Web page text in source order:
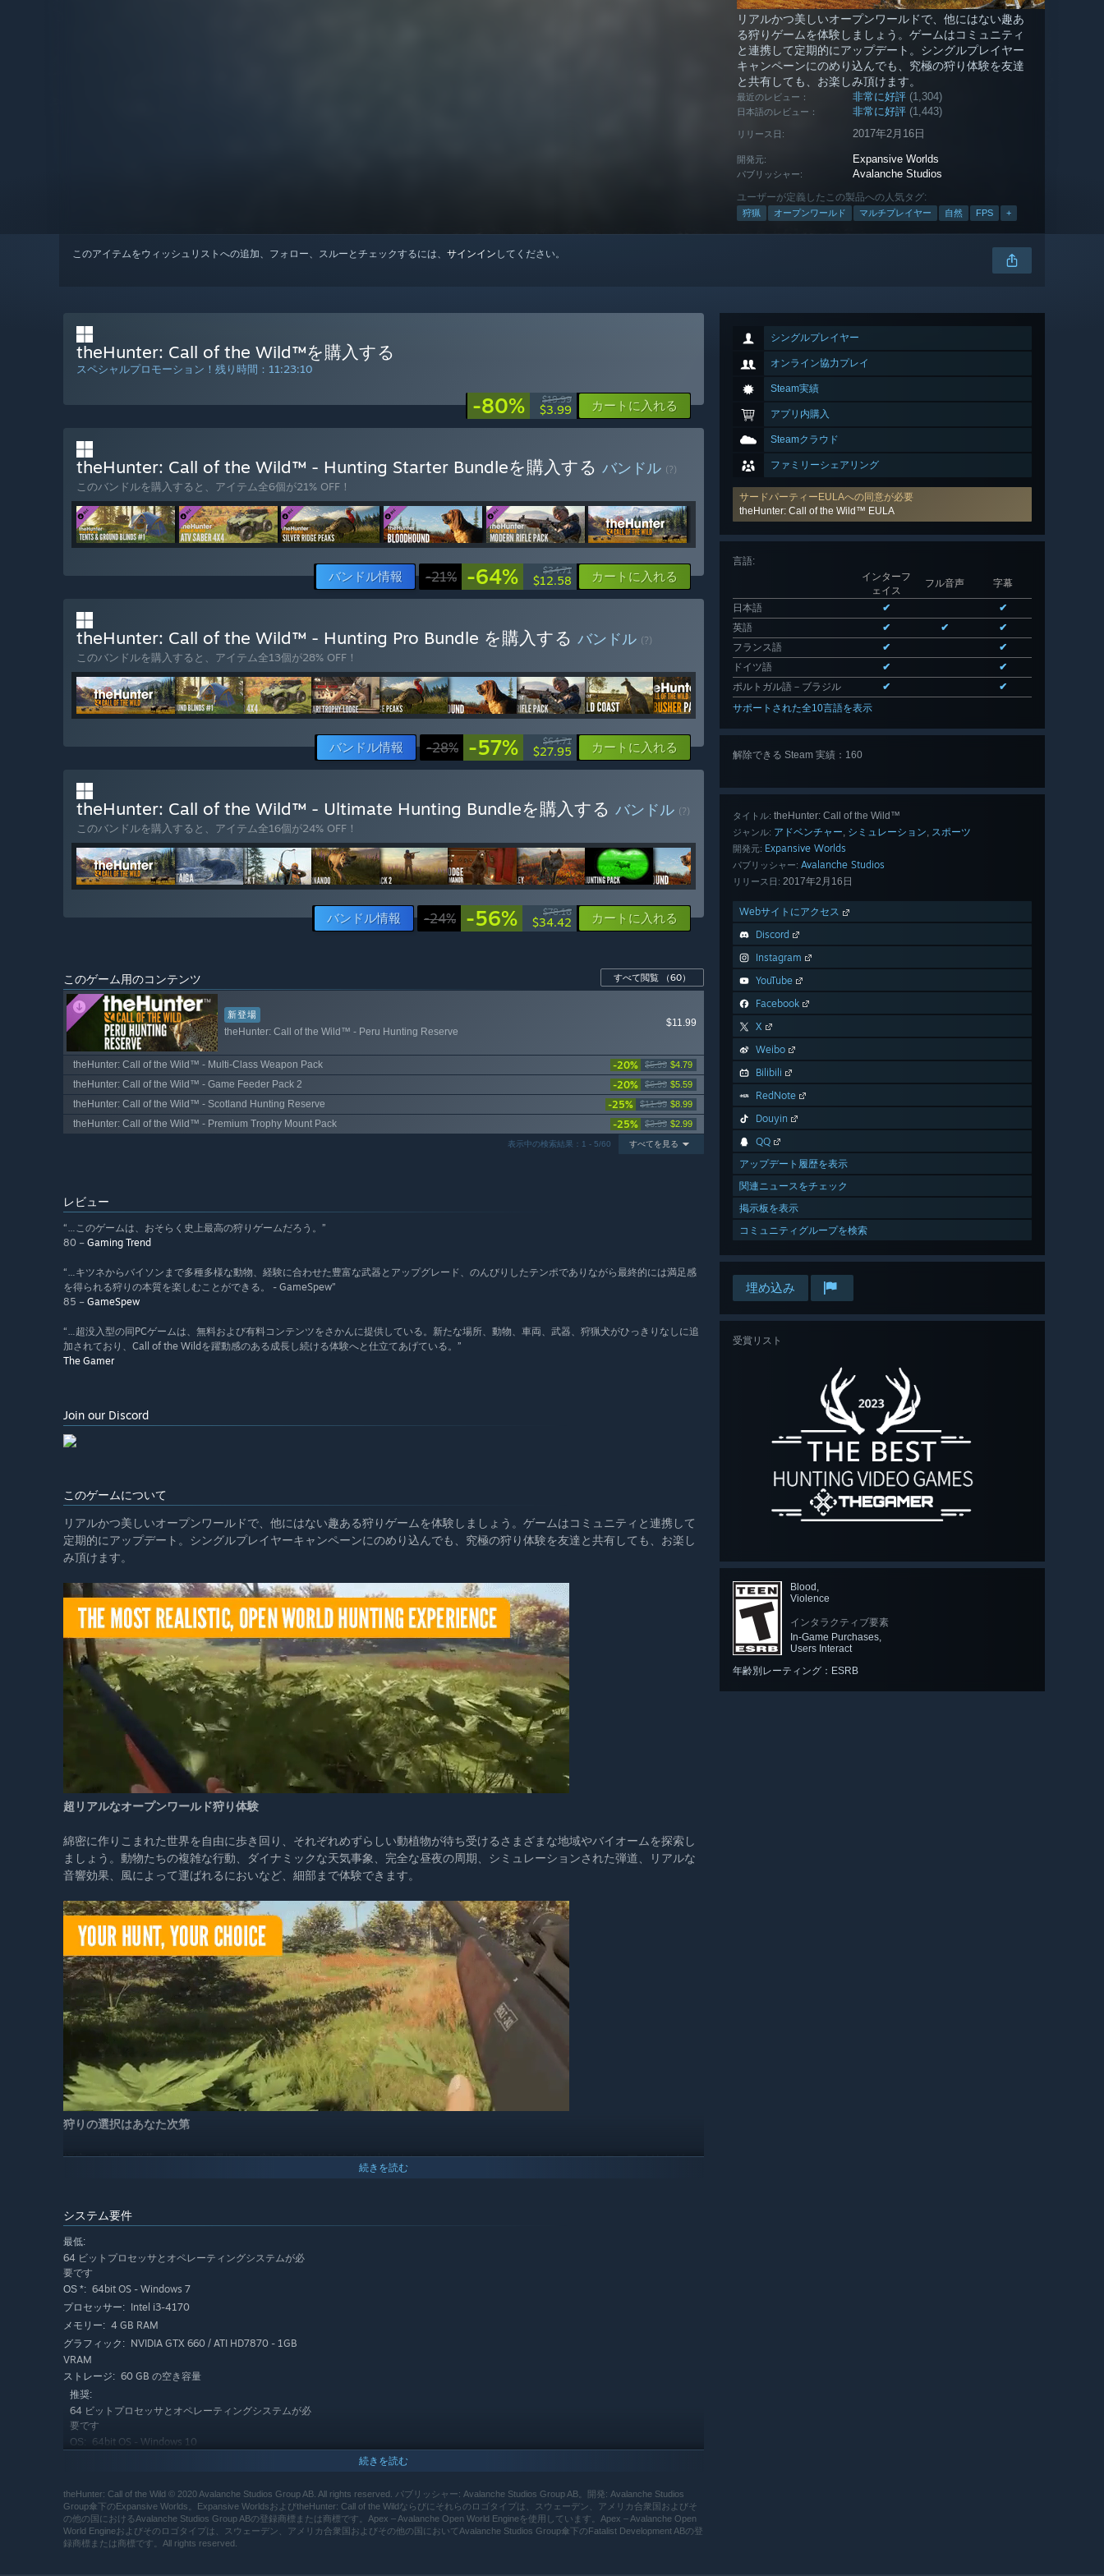
リアルかつ美しいオープンワールドで、他にはない趣あ
る狩りゲームを体験しましょう。ゲームはコミュニティ
と連携して定期的にアップデート。シングルプレイヤー
キャンペーンにのめり込んでも、究極の狩り体験を友達
と共有しても、お楽しみ頂けます。
最近のレビュー： 非常に好評 (1,304)
日本語のレビュー： 非常に好評 (1,443)
リリース日: 2017年2月16日
開発元: Expansive Worlds
パブリッシャー: Avalanche Studios
ユーザーが定義したこの製品への人気タグ:
狩猟 オープンワールド マルチプレイヤー 自然 FPS +
このアイテムをウィッシュリストへの追加、フォロー、スルーとチェックするには、 サインイン してください。
シングルプレイヤー
オンライン協力プレイ
Steam実績
アプリ内購入
Steamクラウド
ファミリーシェアリング
サードパーティーEULAへの同意が必要
theHunter: Call of the Wild™ EULA
言語:
インターフ
ェイス
フル音声 字幕
日本語 ✔
✔
英語
✔ ✔
✔
フランス語
✔
✔
ドイツ語
✔
✔
ポルトガル語－ブラジル
✔
✔
サポートされた全10言語を表示
解除できる Steam 実績：160
タイトル: theHunter: Call of the Wild™
ジャンル: アドベンチャー, シミュレーション, スポーツ
開発元: Expansive Worlds
パブリッシャー: Avalanche Studios
リリース日: 2017年2月16日
Webサイトにアクセス
Discord
Instagram
YouTube
Facebook
X
Weibo
Bilibili
RedNote
Douyin
QQ
アップデート履歴を表示
関連ニュースをチェック
掲示板を表示
コミュニティグループを検索
埋め込み
受賞リスト
Blood,
Violence
インタラクティブ要素
In-Game Purchases,
Users Interact
年齢別レーティング：ESRB
theHunter: Call of the Wild™を購入する
スペシャルプロモーション！残り時間： 11:23:09
-80% $19.99
$3.99 カートに入れる
theHunter: Call of the Wild™ - Hunting Starter Bundleを購入する バンドル (?)
このバンドルを購入すると、アイテム全6個が21% OFF！
バンドル情報 -21% -64% $34.71
$12.58 カートに入れる
theHunter: Call of the Wild™ - Hunting Pro Bundle を購入する バンドル (?)
このバンドルを購入すると、アイテム全13個が28% OFF！
バンドル情報 -28% -57% $64.71
$27.95 カートに入れる
theHunter: Call of the Wild™ - Ultimate Hunting Bundleを購入する バンドル (?)
このバンドルを購入すると、アイテム全16個が24% OFF！
バンドル情報 -24% -56% $78.16
$34.42 カートに入れる
このゲーム用のコンテンツ すべて閲覧 （60）
新登場
theHunter: Call of the Wild™ - Peru Hunting Reserve
$11.99
theHunter: Call of the Wild™ - Multi-Class Weapon Pack -20% $5.99 $4.79
theHunter: Call of the Wild™ - Game Feeder Pack 2 -20% $6.99 $5.59
theHunter: Call of the Wild™ - Scotland Hunting Reserve -25% $11.99 $8.99
theHunter: Call of the Wild™ - Premium Trophy Mount Pack -25% $3.99 $2.99
すべてを見る
表示中の検索結果：1 - 5/60
レビュー
“…このゲームは、おそらく史上最高の狩りゲームだろう。”
80 – Gaming Trend
“…キツネからバイソンまで多種多様な動物、経験に合わせた豊富な武器とアップグレード、のんびりしたテンポでありながら最終的には満足感
を得られる狩りの本質を楽しむことができる。 - GameSpew”
85 – GameSpew
“…超没入型の同PCゲームは、無料および有料コンテンツをさかんに提供している。新たな場所、動物、車両、武器、狩猟犬がひっきりなしに追
加されており、Call of the Wildを躍動感のある成長し続ける体験へと仕立てあげている。”
The Gamer
Join our Discord
このゲームについて
リアルかつ美しいオープンワールドで、他にはない趣ある狩りゲームを体験しましょう。ゲームはコミュニティと連携して
定期的にアップデート。シングルプレイヤーキャンペーンにのめり込んでも、究極の狩り体験を友達と共有しても、お楽し
み頂けます。
超リアルなオープンワールド狩り体験
綿密に作りこまれた世界を自由に歩き回り、それぞれめずらしい動植物が待ち受けるさまざまな地域やバイオームを探索し
ましょう。動物たちの複雑な行動、ダイナミックな天気事象、完全な昼夜の周期、シミュレーションされた弾道、リアルな
音響効果、風によって運ばれるにおいなど、細部まで体験できます。
狩りの選択はあなた次第
幅広い武器、弾薬、装備から選択し、究極の狩り体験を作り出しましょう。オジロジャックウサギ、マガモ、アメリカグ
マ、アカシカ、ヘラジカなど、待ち受けるのは多様な野生生物。ユニークな習性や環境に合わせた動物の追跡、おびき寄
プレイヤーとの協力で進化
テンツをご用意しています。新たなコンテンツとアップデートが定期的に追加されるため、プレイヤーは常に進化する体験
を満喫できます。
続きを読む
システム要件
最低:
64 ビットプロセッサとオペレーティングシステムが必
要です
OS *: 64bit OS - Windows 7
プロセッサー: Intel i3-4170
メモリー: 4 GB RAM
グラフィック: NVIDIA GTX 660 / ATI HD7870 - 1GB
VRAM
ストレージ: 60 GB の空き容量
推奨:
64 ビットプロセッサとオペレーティングシステムが必
要です
OS: 64bit OS - Windows 10
グラフィック: NVidia GTX 760 / R9 270x - 4GB
VRAM
ストレージ: 60 GB の空き容量
* 2024年1月1日（PT）以降、SteamクライアントはWindows 10以降のバージョンのみをサポートします。
続きを読む
theHunter: Call of the Wild © 2020 Avalanche Studios Group AB. All rights reserved. パブリッシャー: Avalanche Studios Group AB。開発: Avalanche Studios
Group傘下のExpansive Worlds。Expansive WorldsおよびtheHunter: Call of the Wildならびにそれらのロゴタイプは、スウェーデン、アメリカ合衆国およびそ
の他の国におけるAvalanche Studios Group ABの登録商標または商標です。Apex – Avalanche Open World Engineを使用しています。Apex – Avalanche Open
World Engineおよびそのロゴタイプは、スウェーデン、アメリカ合衆国およびその他の国においてAvalanche Studios Group傘下のFatalist Development ABの登
録商標または商標です。All rights reserved.